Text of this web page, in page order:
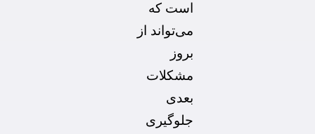
است که
می‌تواند از
بروز
مشکلات
بعدی
جلوگیری